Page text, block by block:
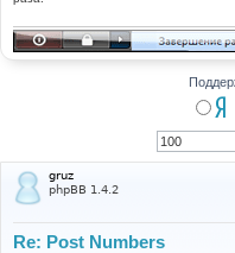
gruz
phpBB 1.4.2
Re: Post Numbers